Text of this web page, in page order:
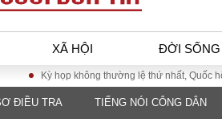
XÃ HỘI ĐỜI SỐNG
TẾ XÃ HỘI
Kỳ họp không thường lệ thứ nhất, Quốc hội khóa
ĐIỀU TRA TIẾNG NÓI CÔNG DÂN